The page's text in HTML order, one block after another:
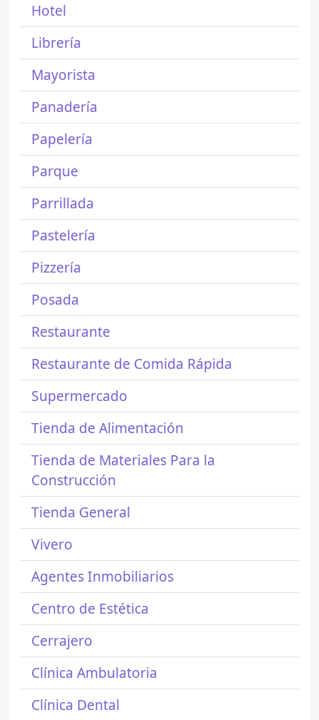
Hotel
Librería
Mayorista
Panadería
Papelería
Parque
Parrillada
Pastelería
Pizzería
Posada
Restaurante
Restaurante de Comida Rápida
Supermercado
Tienda de Alimentación
Tienda de Materiales Para la
Construcción
Tienda General
Vivero
Agentes Inmobiliarios
Centro de Estética
Cerrajero
Clínica Ambulatoria
Clínica Dental